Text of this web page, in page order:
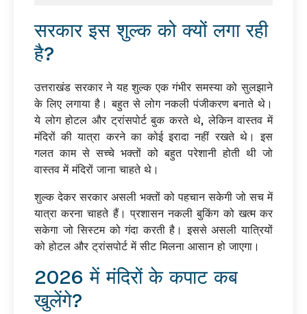
सरकार इस शुल्क को क्यों लगा रही
है?
उत्तराखंड सरकार ने यह शुल्क एक गंभीर समस्या को सुलझाने
के लिए लगाया है। बहुत से लोग नकली पंजीकरण बनाते थे।
ये लोग होटल और ट्रांसपोर्ट बुक करते थे, लेकिन वास्तव में
मंदिरों की यात्रा करने का कोई इरादा नहीं रखते थे। इस
गलत काम से सच्चे भक्तों को बहुत परेशानी होती थी जो
वास्तव में मंदिरों जाना चाहते थे।
शुल्क देकर सरकार असली भक्तों को पहचान सकेगी जो सच में
यात्रा करना चाहते हैं। प्रशासन नकली बुकिंग को खत्म कर
सकेगा जो सिस्टम को गंदा करती है। इससे असली यात्रियों
को होटल और ट्रांसपोर्ट में सीट मिलना आसान हो जाएगा।
2026 में मंदिरों के कपाट कब
खुलेंगे?